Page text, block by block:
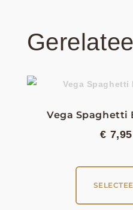
Vega Spaghetti
€ 7,95